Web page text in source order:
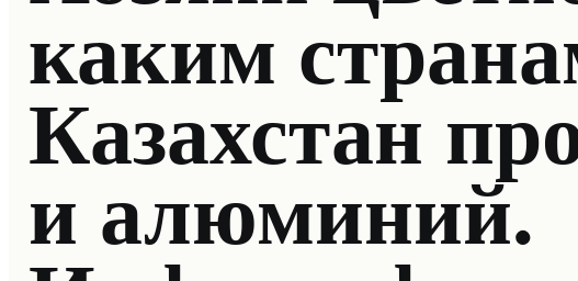
каким
Казахстан
и алюминий.